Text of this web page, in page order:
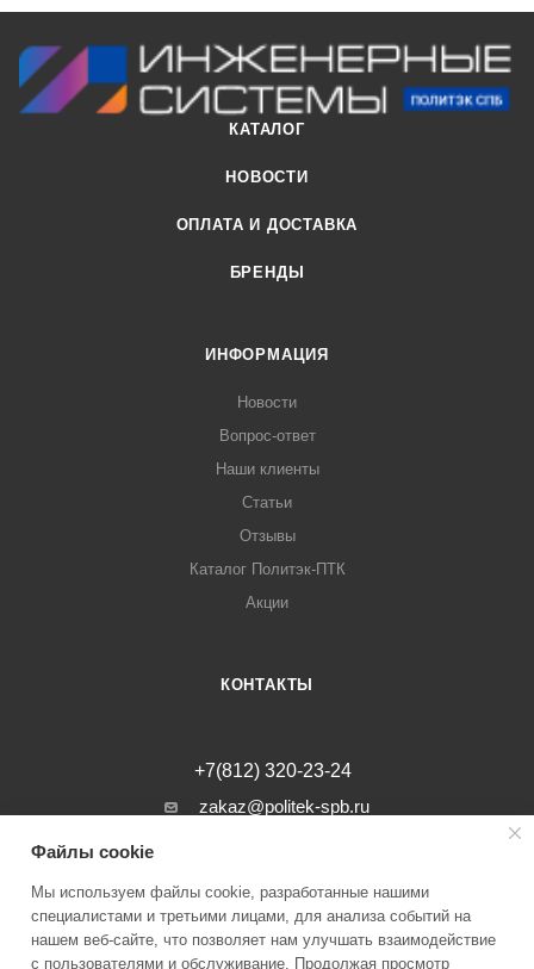
КАТАЛОГ
НОВОСТИ
ОПЛАТА И ДОСТАВКА
БРЕНДЫ
ИНФОРМАЦИЯ
Новости
Вопрос-ответ
Наши клиенты
Статьи
Отзывы
Каталог Политэк-ПТК
Акции
КОНТАКТЫ
+7(812) 320-23-24
zakaz@politek-spb.ru
г. Санкт-Петербург, Минеральная ул, д.
Файлы cookie
Мы используем файлы cookie, разработанные нашими
специалистами и третьими лицами, для анализа событий на
нашем веб-сайте, что позволяет нам улучшать взаимодействие
с пользователями и обслуживание. Продолжая просмотр